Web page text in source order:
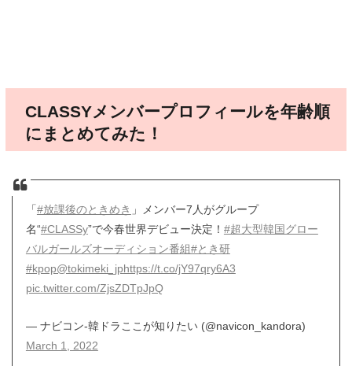
CLASSYメンバープロフィールを年齢順
にまとめてみた！
「#放課後のときめき 」メンバー7人がグループ
名“#CLASSy”で今春世界デビュー決定！ #超大型韓国グロー
バルガールズオーディション番組#とき研
#kpop@tokimeki_jphttps://t.co/jY97qry6A3
pic.twitter.com/ZjsZDTpJpQ
— ナビコン-韓ドラここが知りたい (@navicon_kandora)
March 1, 2022